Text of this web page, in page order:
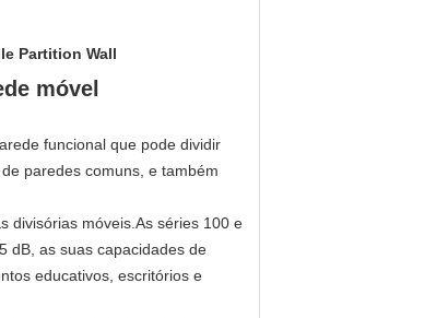
Partition Wall
móvel
funcional que pode dividir
paredes comuns, e também
divisórias móveis.As séries 100 e
dB, as suas capacidades de
educativos, escritórios e